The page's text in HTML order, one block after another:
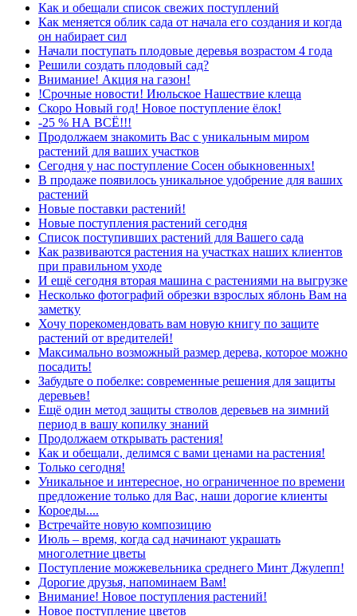
Как и обещали список свежих поступлений
Как меняется облик сада от начала его создания и когда
он набирает сил
Начали поступать плодовые деревья возрастом 4 года
Решили создать плодовый сад?
Внимание! Акция на газон!
!Срочные новости! Июльское Нашествие клеща
Скоро Новый год! Новое поступление ёлок!
-25 % НА ВСЁ!!!
Продолжаем знакомить Вас с уникальным миром
растений для ваших участков
Сегодня у нас поступление Сосен обыкновенных!
В продаже появилось уникальное удобрение для ваших
растений
Новые поставки растений!
Новые поступления растений сегодня
Список поступивших растений для Вашего сада
Как развиваются растения на участках наших клиентов
при правильном уходе
И ещё сегодня вторая машина с растениями на выгрузке
Несколько фотографий обрезки взрослых яблонь Вам на
заметку
Хочу порекомендовать вам новую книгу по защите
растений от вредителей!
Максимально возможный размер дерева, которое можно
посадить!
Забудьте о побелке: современные решения для защиты
деревьев!
Ещё один метод защиты стволов деревьев на зимний
период в вашу копилку знаний
Продолжаем открывать растения!
Как и обещали, делимся с вами ценами на растения!
Только сегодня!
Уникальное и интересное, но ограниченное по времени
предложение только для Вас, наши дорогие клиенты
Короеды....
Встречайте новую композицию
Июль – время, когда сад начинают украшать
многолетние цветы
Поступление можжевельника среднего Минт Джулепп!
Дорогие друзья, напоминаем Вам!
Внимание! Новое поступления растений!
Новое поступление цветов